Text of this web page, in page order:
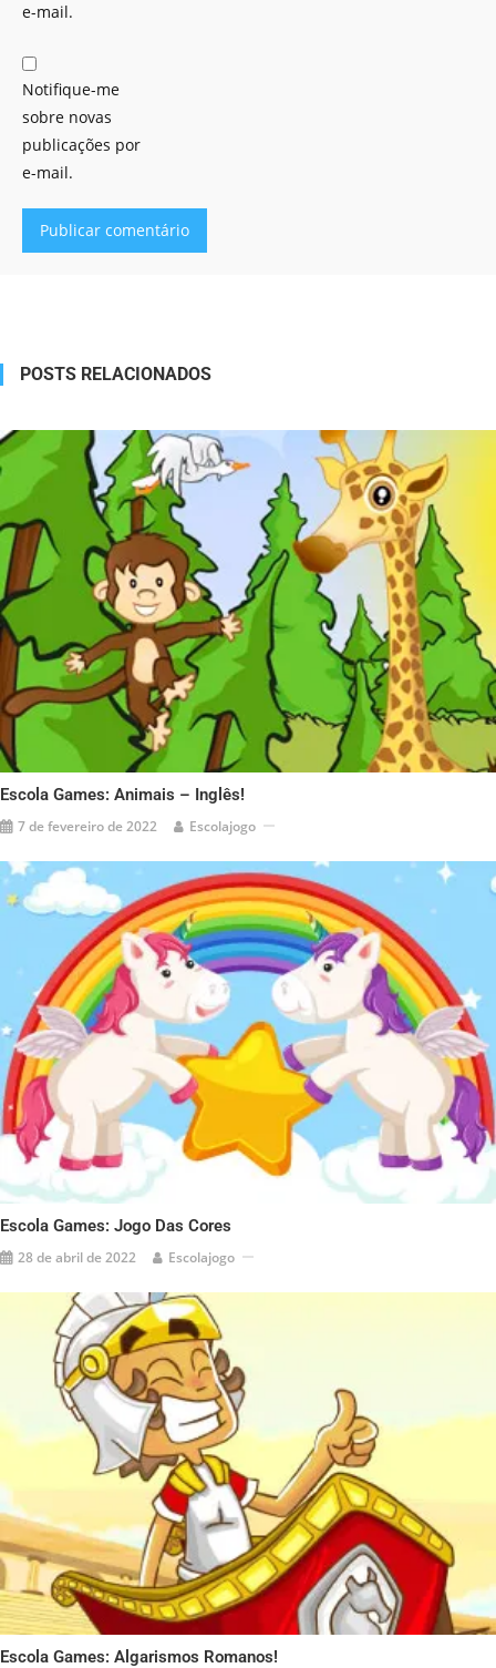
e-mail.
Notifique-me
sobre novas
publicações por
e-mail.
POSTS RELACIONADOS
Escola Games: Animais – Inglês!
7 de fevereiro de 2022 Escolajogo
Escola Games: Jogo Das Cores
28 de abril de 2022 Escolajogo
Escola Games: Algarismos Romanos!